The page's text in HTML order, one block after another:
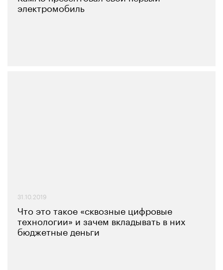
электромобиль
31.10.2019
Что это такое «сквозные цифровые
технологии» и зачем вкладывать в них
бюджетные деньги